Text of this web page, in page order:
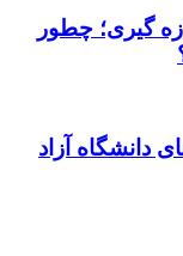
گیری؛ چطور
دانشگاه آزاد